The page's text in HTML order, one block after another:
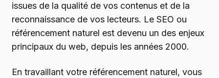
issues de la qualité de vos contenus et de la
reconnaissance de vos lecteurs. Le SEO ou
référencement naturel est devenu un des enjeux
principaux du web, depuis les années 2000.
En travaillant votre référencement naturel, vous